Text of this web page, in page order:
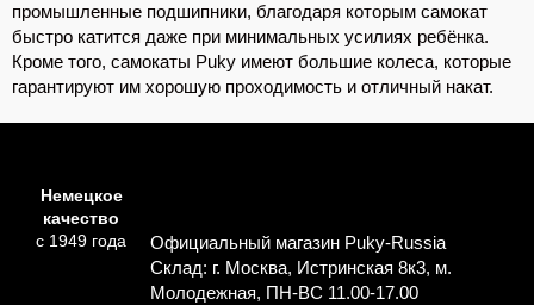
промышленные подшипники, благодаря которым самокат
быстро катится даже при минимальных усилиях ребёнка.
Кроме того, самокаты Puky имеют большие колеса, которые
гарантируют им хорошую проходимость и отличный накат.
Немецкое
качество
с 1949 года
Официальный магазин Puky-Russia
Склад: г. Москва, Истринская 8к3, м.
Молодежная, ПН-ВС 11.00-17.00